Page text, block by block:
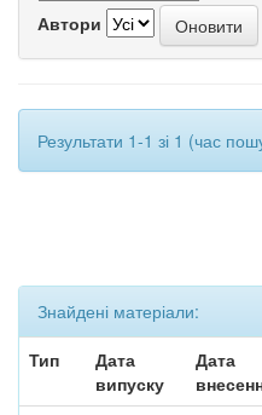
Автори
Результати 1-1 зі 1 (час
Знайдені матеріали:
Тип
Дата
випуску
Дата